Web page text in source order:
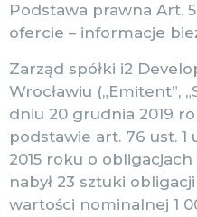
Podstawa prawna Art.
ofercie – informacje
Zarząd spółki i2
Wrocławiu („Emitent”,
dniu 20 grudnia 2019
podstawie art. 76 ust. 1
2015 roku o obligacjach
nabył 23 sztuki
wartości nominalnej 1